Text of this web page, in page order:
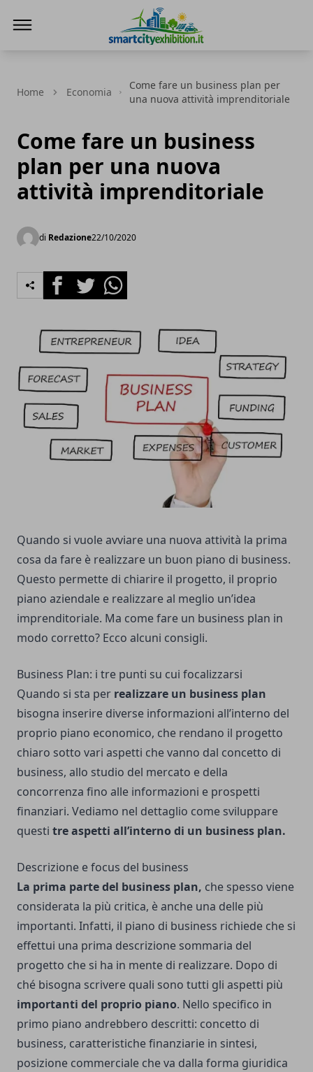
Home Economia
Come fare un business plan per
una nuova attività imprenditoriale
Come fare un business
plan per una nuova
attività imprenditoriale
di Redazione22/10/2020
FacebookTwitterWhatsapp
Quando si vuole avviare una nuova attività la prima
cosa da fare è realizzare un buon piano di business.
Questo permette di chiarire il progetto, il proprio
piano aziendale e realizzare al meglio un’idea
imprenditoriale. Ma come fare un business plan in
modo corretto? Ecco alcuni consigli.
Business Plan: i tre punti su cui focalizzarsi
Quando si sta per realizzare un business plan
bisogna inserire diverse informazioni all’interno del
proprio piano economico, che rendano il progetto
chiaro sotto vari aspetti che vanno dal concetto di
business, allo studio del mercato e della
concorrenza fino alle informazioni e prospetti
finanziari. Vediamo nel dettaglio come sviluppare
questi tre aspetti all’interno di un business plan.
Descrizione e focus del business
La prima parte del business plan, che spesso viene
considerata la più critica, è anche una delle più
importanti. Infatti, il piano di business richiede che si
effettui una prima descrizione sommaria del
progetto che si ha in mente di realizzare. Dopo di
ché bisogna scrivere quali sono tutti gli aspetti più
importanti del proprio piano. Nello specifico in
primo piano andrebbero descritti: concetto di
business, caratteristiche finanziarie in sintesi,
posizione commerciale che va dalla forma giuridica